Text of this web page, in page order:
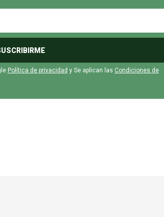
Política de privacidad y Se aplican las Condiciones de